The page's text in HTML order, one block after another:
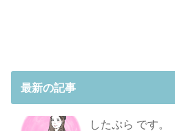
最新の記事
したぷら です。